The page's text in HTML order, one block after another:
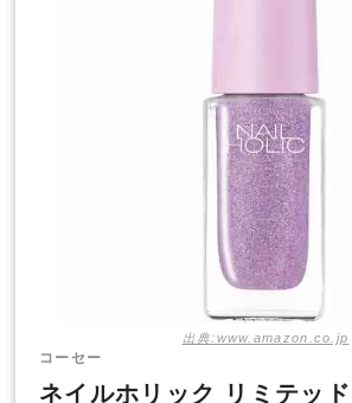
出典:www.amazon.co.jp
コーセー
ネイルホリック リミテッ